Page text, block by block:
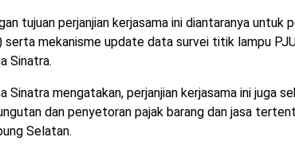
tujuan perjanjian kerjasama ini diantaranya untuk
serta mekanisme update data survei titik lampu
Sinatra.
Sinatra mengatakan, perjanjian kerjasama ini juga
dan penyetoran pajak barang dan jasa
Selatan.